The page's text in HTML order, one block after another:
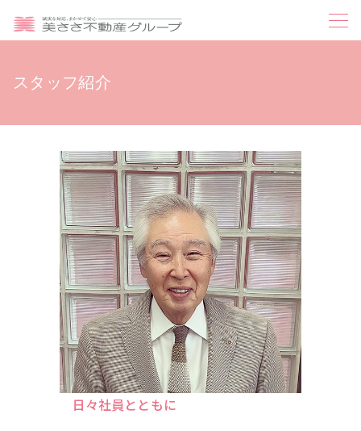
スタッフ紹介
日々社員とともに